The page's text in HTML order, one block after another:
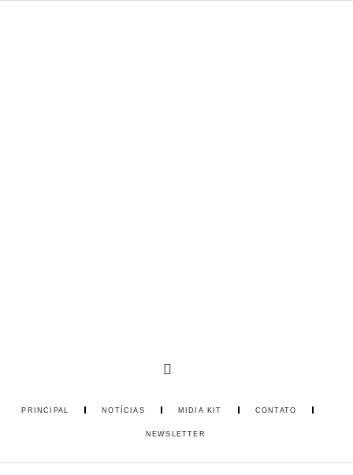
PRINCIPAL NOTÍCIAS MIDIA KIT CONTATO
NEWSLETTER